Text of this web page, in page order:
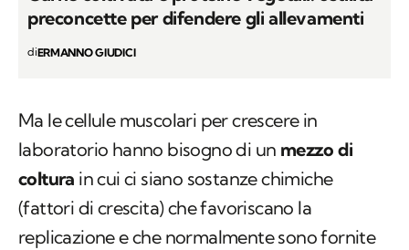
preconcette per difendere gli allevamenti
diERMANNO GIUDICI
Ma le cellule muscolari per crescere in
laboratorio hanno bisogno di un mezzo di
coltura in cui ci siano sostanze chimiche
(fattori di crescita) che favoriscano la
replicazione e che normalmente sono fornite